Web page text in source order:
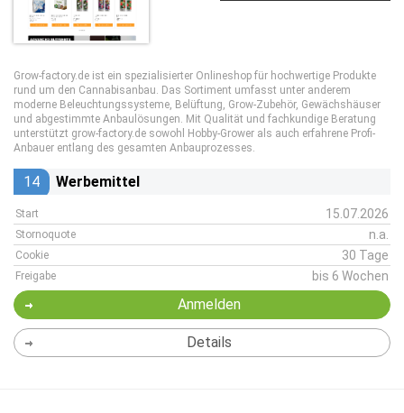
Grow-factory.de ist ein spezialisierter Onlineshop für hochwertige Produkte
rund um den Cannabisanbau. Das Sortiment umfasst unter anderem
moderne Beleuchtungssysteme, Belüftung, Grow-Zubehör, Gewächshäuser
und abgestimmte Anbaulösungen. Mit Qualität und fachkundige Beratung
unterstützt grow-factory.de sowohl Hobby-Grower als auch erfahrene Profi-
Anbauer entlang des gesamten Anbauprozesses.
14 Werbemittel
Start 15.07.2026
Stornoquote n.a.
Cookie 30 Tage
Freigabe bis 6 Wochen
Anmelden
Details